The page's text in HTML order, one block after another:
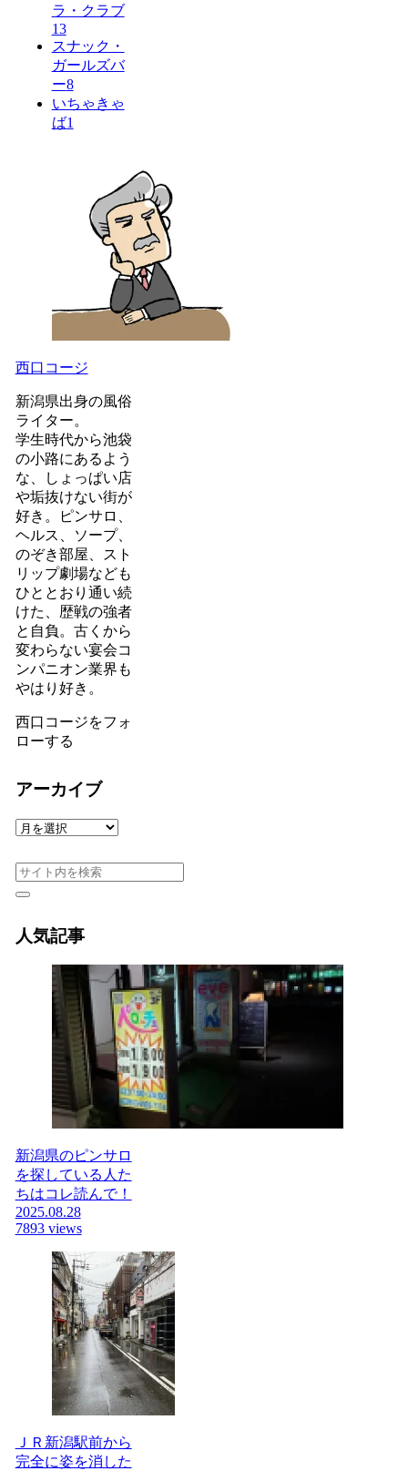
ラ・クラブ
13
スナック・
ガールズバ
ー8
いちゃきゃ
ば1
西口コージ
新潟県出身の風俗
ライター。
学生時代から池袋
の小路にあるよう
な、しょっぱい店
や垢抜けない街が
好き。ピンサロ、
ヘルス、ソープ、
のぞき部屋、スト
リップ劇場なども
ひととおり通い続
けた、歴戦の強者
と自負。古くから
変わらない宴会コ
ンパニオン業界も
やはり好き。
西口コージをフォ
ローする
アーカイブ
ア
カ
イ
人気記事
新潟県のピンサロ
を探している人た
ちはコレ読んで！
2025.08.28
7893 views
ＪＲ新潟駅前から
完全に姿を消した